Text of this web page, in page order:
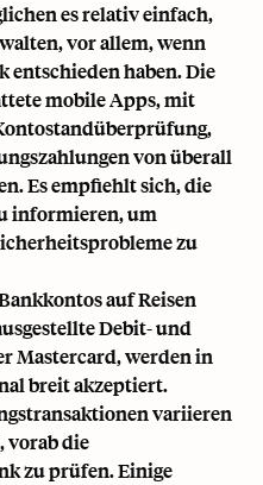
es relativ einfach,
vor allem, wenn
entschieden haben. Die
mobile Apps, mit
von überall
Es empfiehlt sich, die
informieren, um
zu
auf Reisen
Debit- und
Mastercard, werden in
breit akzeptiert.
variieren
vorab die
zu prüfen. Einige